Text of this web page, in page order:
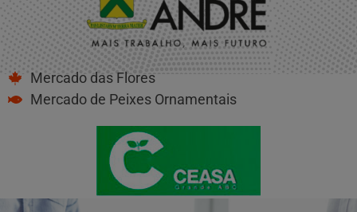
Mercado das Flores
Mercado de Peixes Ornamentais